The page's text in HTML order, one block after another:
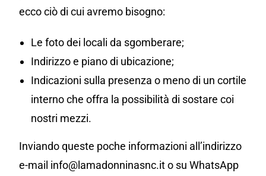
ecco ciò di cui avremo bisogno:
Le foto dei locali da sgomberare;
Indirizzo e piano di ubicazione;
Indicazioni sulla presenza o meno di un cortile
interno che offra la possibilità di sostare coi
nostri mezzi.
Inviando queste poche informazioni all’indirizzo
e-mail info@lamadonninasnc.it o su WhatsApp